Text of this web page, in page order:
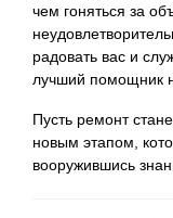
чем гоняться за
радовать вас и
лучший помощник
Пусть ремонт
новым этапом,
вооружившись